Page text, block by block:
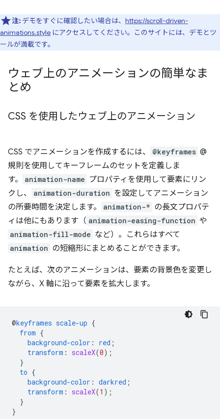
注: デモをすぐに確認したい場合は、 https://scroll-driven-
animations.style にアクセスしてください。このサイトには、デモとツ
ールが満載です。
ウェブ上のアニメーションの簡単なま
とめ
CSS を使用したウェブ上のアニメーション
CSS でアニメーションを作成するには、 @keyframes @
規則を使用してキーフレームのセットを定義しま
す。
animation-name プロパティを使用して要素にリン
クし、
animation-duration を設定してアニメーション
の所要時間を決定します。
animation-* の長文プロパテ
ィは他にもあります（ animation-easing-function や
animation-fill-mode など）。これらはすべて
animation の短縮形にまとめることができます。
たとえば、次のアニメーションは、要素の背景色を変更し
ながら、X 軸に沿って要素を拡大します。
@keyframes scale-up {
from {
background-color : red ;
transform : scaleX(0);
}
to {
background-color : darkred ;
transform : scaleX(1 );
}
}